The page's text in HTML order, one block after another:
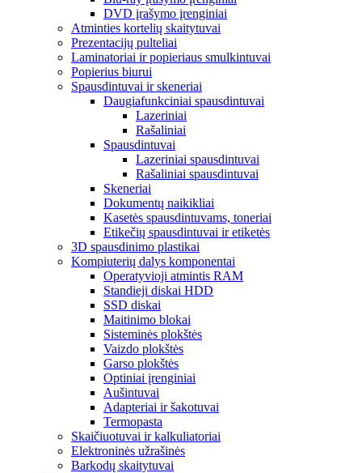
DVD įrašymo įrenginiai
Atminties kortelių skaitytuvai
Prezentacijų pulteliai
Laminatoriai ir popieriaus smulkintuvai
Popierius biurui
Spausdintuvai ir skeneriai
Daugiafunkciniai spausdintuvai
Lazeriniai
Rašaliniai
Spausdintuvai
Lazeriniai spausdintuvai
Rašaliniai spausdintuvai
Skeneriai
Dokumentų naikikliai
Kasetės spausdintuvams, toneriai
Etikečių spausdintuvai ir etiketės
3D spausdinimo plastikai
Kompiuterių dalys komponentai
Operatyvioji atmintis RAM
Standieji diskai HDD
SSD diskai
Maitinimo blokai
Sisteminės plokštės
Vaizdo plokštės
Garso plokštės
Optiniai įrenginiai
Aušintuvai
Adapteriai ir šakotuvai
Termopasta
Skaičiuotuvai ir kalkuliatoriai
Elektroninės užrašinės
Barkodų skaitytuvai